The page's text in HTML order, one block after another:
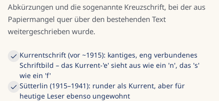
Abkürzungen und die sogenannte Kreuzschrift, bei der aus
Papiermangel quer über den bestehenden Text
weitergeschrieben wurde.
Kurrentschrift (vor ~1915): kantiges, eng verbundenes
Schriftbild – das Kurrent-'e' sieht aus wie ein 'n', das 's'
wie ein 'f'
Sütterlin (1915–1941): runder als Kurrent, aber für
heutige Leser ebenso ungewohnt